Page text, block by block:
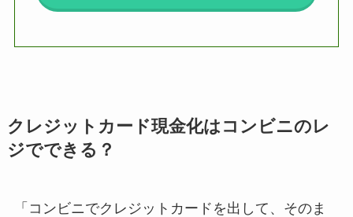
クレジットカード現金化はコンビニのレ
ジでできる？
「コンビニでクレジットカードを出して、そのま